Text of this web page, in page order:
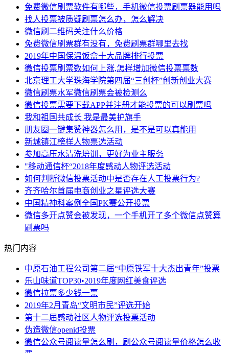
免费微信刷票软件有哪些，手机微信投票刷票器能用吗
找人投票被质疑刷票怎么办，怎么解决
微信刷二维码关注什么价格
免费微信刷票群有没有，免费刷票群哪里去找
2019年中国保温饭盒十大品牌排行投票
微信投票刷票数如何上涨,怎样增加微信投票票数
北京理工大学珠海学院第四届“三创杯”创新创业大赛
微信刷票水军微信刷票会被检测么
微信投票需要下载APP并注册才能投票的可以刷票吗
我和祖国共成长 我是最美护旗手
朋友圈一键集赞神器怎么用，是不是可以真能用
新城镇江榜样人物票选活动
参加高压水清洗培训，更好为业主服务
"移动通信杯“2018年度感动人物评选活动
如何判断微信投票活动中是否存在人工投票行为?
齐齐哈尔首届电商创业之星评选大赛
中国精神科案例全国PK赛公开投票
微信多开点赞会被发现，一个手机开了多个微信点赞算
刷票吗
热门内容
中原石油工程公司第二届“中原铁军十大杰出青年”投票
乐山味道TOP30•2019年度网红美食评选
微信拉票多少钱一票
2019年2月青岛“文明市民”评选开始
第十二届感动社区人物评选投票活动
伪造微信openid投票
微信公众号阅读量怎么刷，刷公众号阅读量价格怎么收